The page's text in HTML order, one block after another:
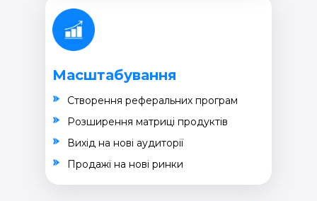
Масштабування
Створення реферальних програм
Вихід на нові аудиторії
Розширення матриці продуктів
Продажі на нові ринки